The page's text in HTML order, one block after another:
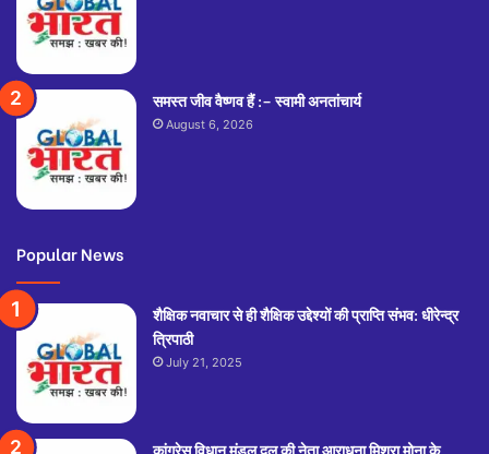
समस्त जीव वैष्णव हैं :– स्वामी अनतांचार्य
August 6, 2026
Popular News
शैक्षिक नवाचार से ही शैक्षिक उद्देश्यों की प्राप्ति संभव: धीरेन्द्र
त्रिपाठी
July 21, 2025
कांग्रेस विधान मंडल दल की नेता आराधना मिश्रा मोना के